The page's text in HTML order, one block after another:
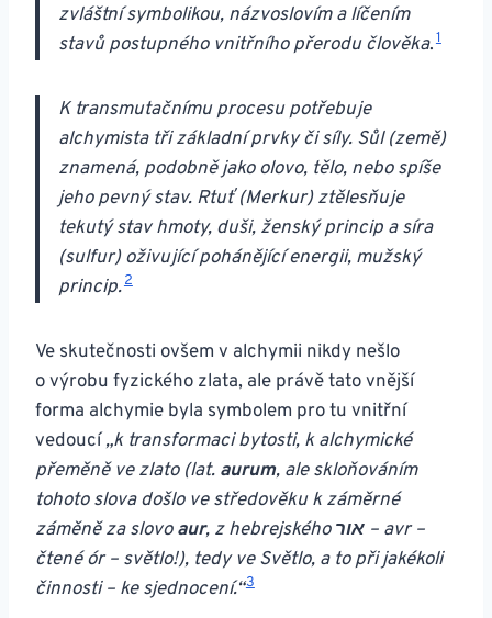
zvláštní symbolikou, názvoslovím a líčením
stavů postupného vnitřního přerodu člověka.1
K transmutačnímu procesu potřebuje
alchymista tři základní prvky či síly. Sůl (země)
znamená, podobně jako olovo, tělo, nebo spíše
jeho pevný stav. Rtuť (Merkur) ztělesňuje
tekutý stav hmoty, duši, ženský princip a síra
(sulfur) oživující pohánějící energii, mužský
princip.2
Ve skutečnosti ovšem v alchymii nikdy nešlo
o výrobu fyzického zlata, ale právě tato vnější
forma alchymie byla symbolem pro tu vnitřní
vedoucí„k transformaci bytosti, k alchymické
přeměně ve zlato (lat. aurum, ale skloňováním
tohoto slova došlo ve středověku k záměrné
záměně za slovoaur, z hebrejského
– avr –
čtené ór – světlo!), tedy ve Světlo, a to při jakékoli
činnosti – ke sjednocení.“3